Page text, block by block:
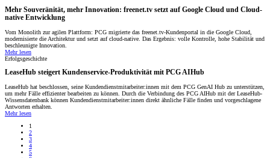
Mehr Souveränität, mehr Innovation: freenet.tv setzt auf Google Cloud und Cloud-
native Entwicklung
Vom Monolith zur agilen Plattform: PCG migrierte das freenet.tv-Kundenportal in die Google Cloud,
modernisierte die Architektur und setzt auf cloud-native. Das Ergebnis: volle Kontrolle, hohe Stabilität und
beschleunigte Innovation.
Mehr lesen
Erfolgsgeschichte
LeaseHub steigert Kundenservice-Produktivität mit PCG AIHub
LeaseHub hat beschlossen, seine Kundendienstmitarbeiter:innen mit dem PCG GenAI Hub zu unterstützen,
um mehr Fälle effizienter bearbeiten zu können. Durch die Verbindung des PCG AIHub mit der LeaseHub-
Wissensdatenbank können Kundendienstmitarbeiter:innen direkt ähnliche Fälle finden und vorgeschlagene
Antworten erhalten.
Mehr lesen
1
2
3
4
5